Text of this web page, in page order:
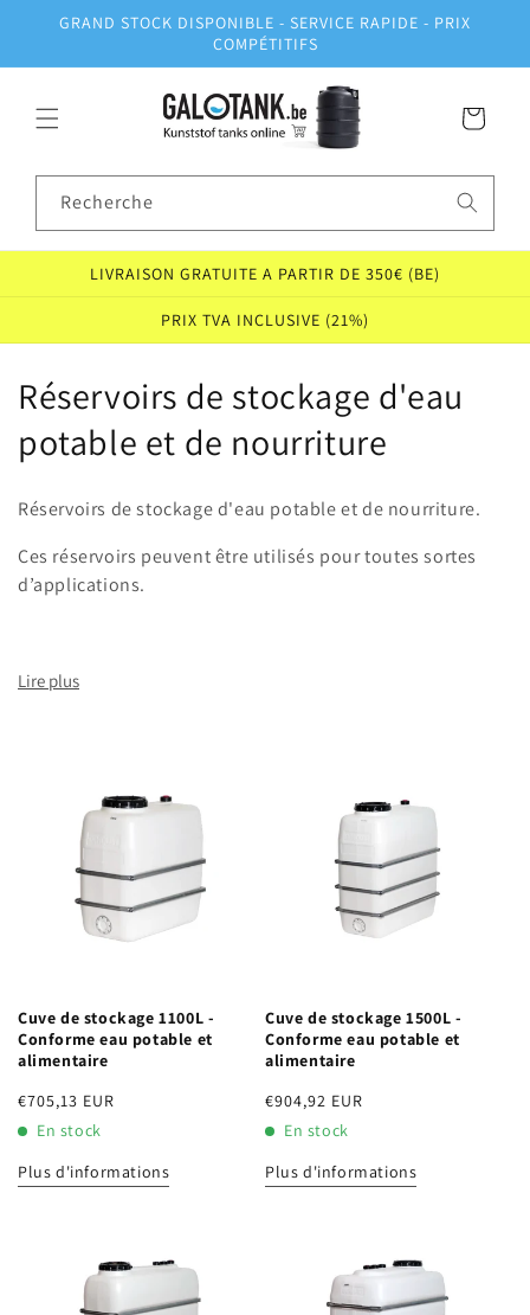
passer
contenu
GRAND STOCK DISPONIBLE - SERVICE RAPIDE - PRIX
COMPÉTITIFS
Panier
Recherche
LIVRAISON GRATUITE A PARTIR DE 350€ (BE)
PRIX TVA INCLUSIVE (21%)
C
o
e
t
Réservoirs de stockage d'eau
potable et de nourriture
Réservoirs de stockage d'eau potable et de nourriture.
Ces réservoirs peuvent être utilisés pour toutes sortes
d’applications.
Lire plus
Cuve de stockage 1100L -
Conforme eau potable et
alimentaire
Prix
habituel
€705,13 EUR
En stock
Plus d'informations
Cuve de stockage 1500L -
Conforme eau potable et
alimentaire
Prix
habituel
€904,92 EUR
En stock
Plus d'informations